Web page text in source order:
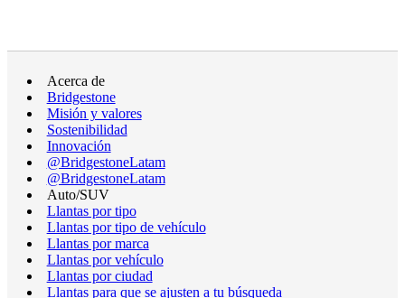
Acerca de
Bridgestone
Misión y valores
Sostenibilidad
Innovación
@BridgestoneLatam
@BridgestoneLatam
Auto/SUV
Llantas por tipo
Llantas por tipo de vehículo
Llantas por marca
Llantas por vehículo
Llantas por ciudad
Llantas para que se ajusten a tu búsqueda